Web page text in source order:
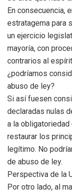
En consecuencia,
estratagema para
un ejercicio
mayoría, con
contrarios al
¿podríamos
abuso de ley?
Si así fuesen
declaradas nulas
a la
restaurar los
legítimo. No
de abuso de ley.
Perspectiva de la
Por otro lado, al